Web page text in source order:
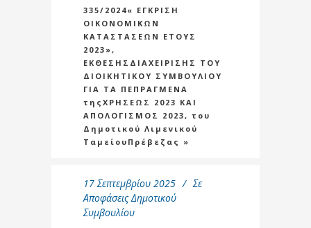
335/2024« ΕΓΚΡΙΣΗ
ΟΙΚΟΝΟΜΙΚΩΝ
ΚΑΤΑΣΤΑΣΕΩΝ ΕΤΟΥΣ
2023»,
ΕΚΘΕΣΗΣΔΙΑΧΕΙΡΙΣΗΣ ΤΟΥ
ΔΙΟΙΚΗΤΙΚΟΥ ΣΥΜΒΟΥΛΙΟΥ
ΓΙΑ ΤΑ ΠΕΠΡΑΓΜΕΝΑ
τηςΧΡΗΣΕΩΣ 2023 ΚΑΙ
ΑΠΟΛΟΓΙΣΜΟΣ 2023, του
Δημοτικού Λιμενικού
ΤαμείουΠρέβεζας »
17 Σεπτεμβρίου 2025
Σε
Αποφάσεις Δημοτικού
Συμβουλίου